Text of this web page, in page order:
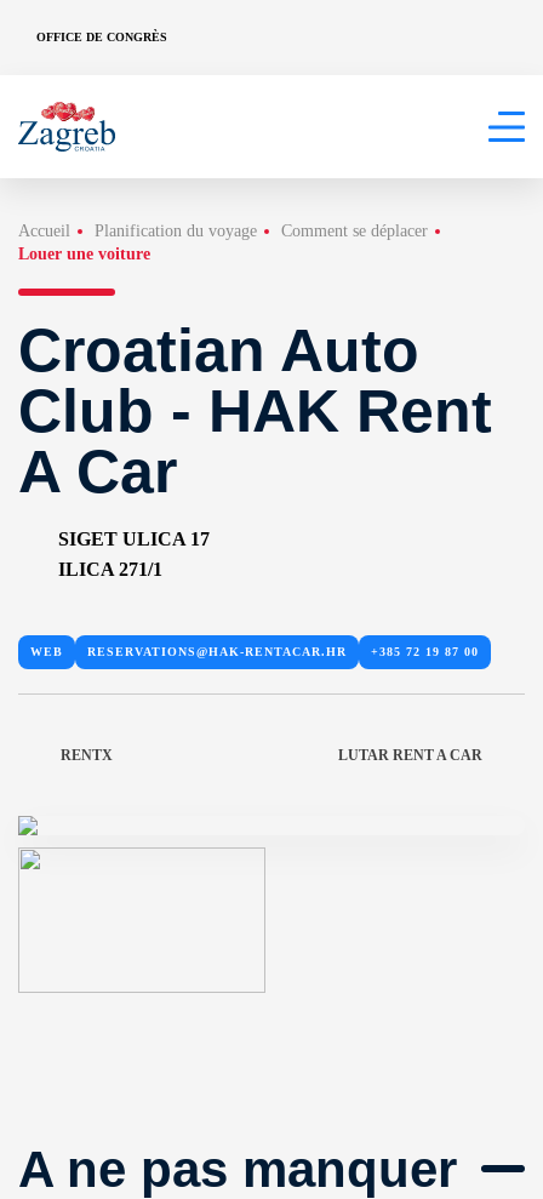
OFFICE DE CONGRÈS
Accueil Planification du voyage
Comment se déplacer
Louer une voiture
Croatian Auto
Club - HAK Rent
A Car
SIGET ULICA 17
ILICA 271/1
WEB RESERVATIONS@HAK-RENTACAR.HR +385 72 19 87 00
RENTX LUTAR RENT A CAR
A ne pas manquer